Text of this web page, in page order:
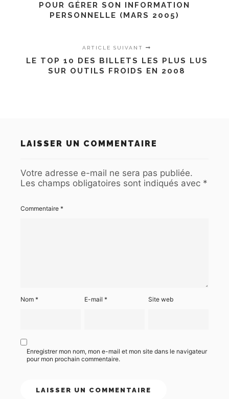
POUR GÉRER SON INFORMATION
PERSONNELLE (MARS 2005)
ARTICLE SUIVANT
LE TOP 10 DES BILLETS LES PLUS LUS
SUR OUTILS FROIDS EN 2008
LAISSER UN COMMENTAIRE
Votre adresse e-mail ne sera pas publiée.
Les champs obligatoires sont indiqués avec *
Commentaire *
Nom * E-mail* Site web
Enregistrer mon nom, mon e-mail et mon site dans le navigateur
pour mon prochain commentaire.